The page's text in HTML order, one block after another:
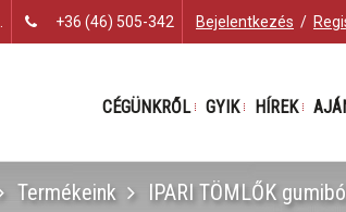
+36 (46) 505-342 Bejelentkezés /
CÉGÜNKRŐL GYIK HÍREK
Termékeink IPARI TÖMLŐK